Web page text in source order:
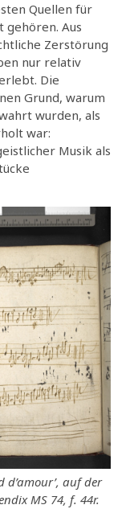
Quellen für
gehören. Aus
Zerstörung
nur relativ
Die
Grund, warum
wurden, als
war:
Musik als
d’amour’, auf der
MS 74, f. 44r.